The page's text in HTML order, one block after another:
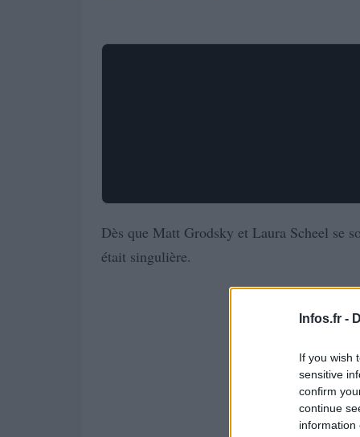
Infos.fr -
If you wish
sensitive
confirm
continue
information
Dès que Matt Grodsky et Laura Scheel se
était singulière.